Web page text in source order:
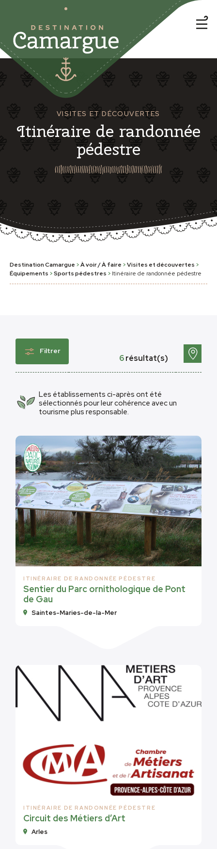
VISITES ET DÉCOUVERTES
Itinéraire de randonnée
pédestre
Destination Camargue >À voir / À faire >Visites et découvertes >
Équipements >Sports pédestres > Itinéraire de randonnée pédestre
Filtrer
6résultat(s)
Les établissements ci-après ont été
sélectionnés pour leur cohérence avec un
tourisme plus responsable.
ITINÉRAIRE DE RANDONNÉE PÉDESTRE
Sentier du Parc ornithologique de Pont
de Gau
Saintes-Maries-de-la-Mer
ITINÉRAIRE DE RANDONNÉE PÉDESTRE
Circuit des Métiers d’Art
Arles